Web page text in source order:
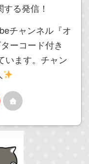
る発信！
チャンネル『オ
ーコード付き
います。チャン